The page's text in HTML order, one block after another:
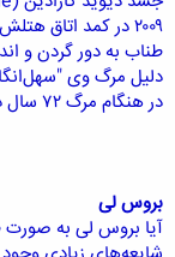
۲۰۰۹ در کمد اتاق
طناب به دور گردن و
دلیل مرگ وی
در هنگام مرگ ۷۲ سال داشت.
بروس ‌لی
آیا بروس ‌لی به صورت